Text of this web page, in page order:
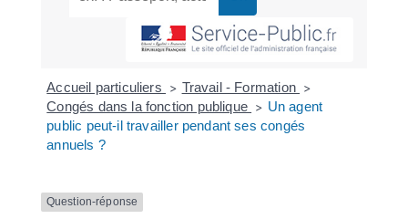
Accueil particuliers > Travail - Formation >
Congés dans la fonction publique > Un agent
public peut-il travailler pendant ses congés
annuels ?
Question-réponse